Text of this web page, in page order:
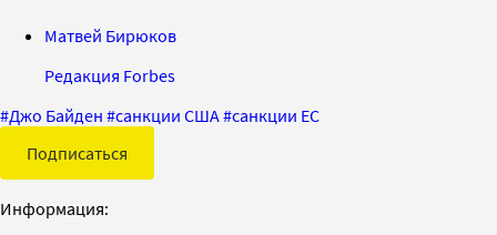
Матвей Бирюков
Редакция Forbes
#Джо Байден #санкции США#санкции ЕС
Подписаться
Информация: